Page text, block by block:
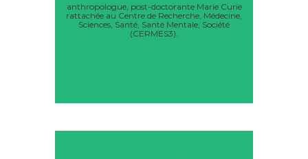
anthropologue, post-doctorante Marie Curie
rattachée au Centre de Recherche, Médecine,
Sciences, Santé, Santé Mentale, Société
(CERMES3).